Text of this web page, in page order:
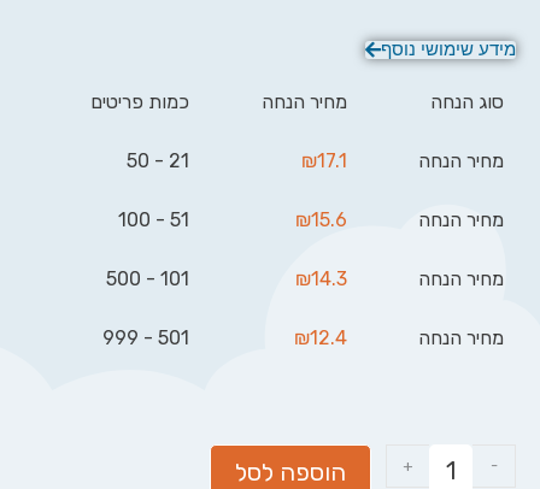
מידע שימושי נוסף
סוג הנחה מחיר הנחה כמות פריטים
מחיר הנחה ₪17.1
21 - 50
מחיר הנחה ₪15.6
51 - 100
מחיר הנחה ₪14.3
101 - 500
מחיר הנחה ₪12.4
501 - 999
-
+ הוספה לסל